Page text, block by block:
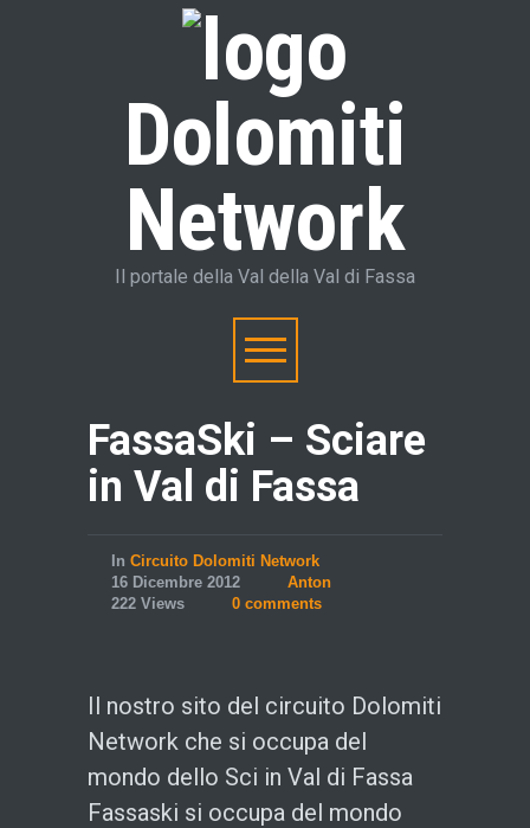
Dolomiti
Network
Il portale della Val della Val di Fassa
FassaSki – Sciare
in Val di Fassa
In Circuito Dolomiti Network
16 Dicembre 2012
Anton
222 Views
0 comments
Il nostro sito del circuito Dolomiti
Network che si occupa del
mondo dello Sci in Val di Fassa
Fassaski si occupa del mondo